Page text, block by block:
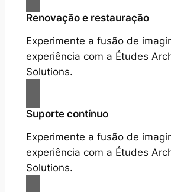
Renovação e restauração
Experimente a fusão de
experiência com a Études
Solutions.
Suporte contínuo
Experimente a fusão de
experiência com a Études
Solutions.